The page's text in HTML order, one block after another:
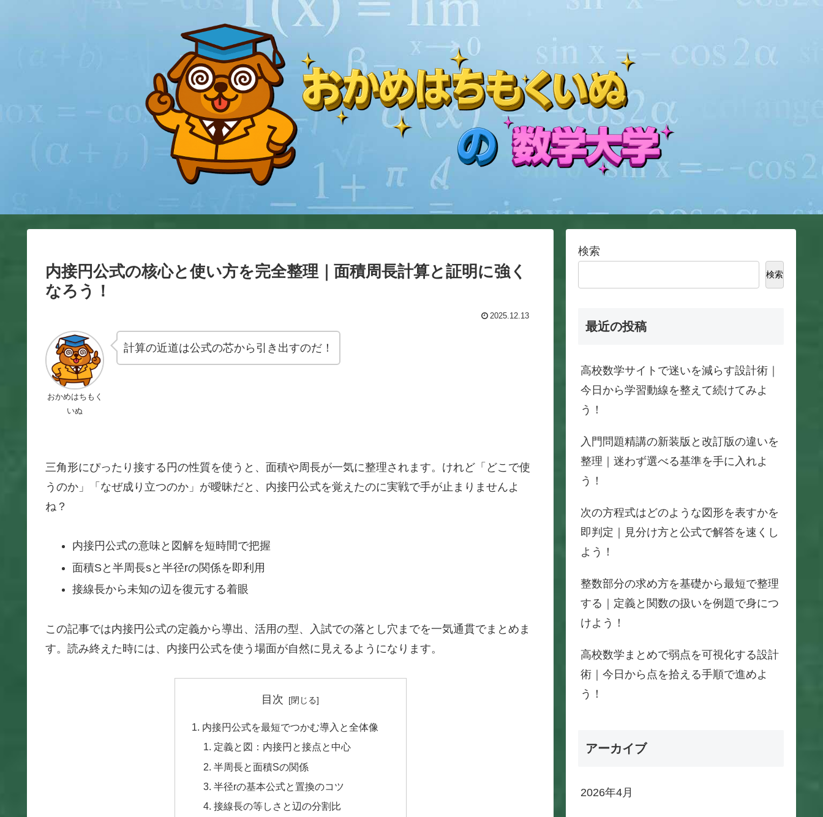
内接円公式の核心と使い方を完全整理｜面積周長計算と証明に強く
なろう！
2025.12.13
おかめはちもく
いぬ
計算の近道は公式の芯から引き出すのだ！
三角形にぴったり接する円の性質を使うと、面積や周長が一気に整理されます。けれど「どこで使
うのか」「なぜ成り立つのか」が曖昧だと、内接円公式を覚えたのに実戦で手が止まりませんよ
ね？
内接円公式の意味と図解を短時間で把握
面積Sと半周長sと半径rの関係を即利用
接線長から未知の辺を復元する着眼
この記事では内接円公式の定義から導出、活用の型、入試での落とし穴までを一気通貫でまとめま
す。読み終えた時には、内接円公式を使う場面が自然に見えるようになります。
目次
内接円公式を最短でつかむ導入と全体像
定義と図：内接円と接点と中心
半周長と面積Sの関係
半径rの基本公式と置換のコツ
接線長の等しさと辺の分割比
検索
検索
最近の投稿
高校数学サイトで迷いを減らす設計術｜
今日から学習動線を整えて続けてみよ
う！
入門問題精講の新装版と改訂版の違いを
整理｜迷わず選べる基準を手に入れよ
う！
次の方程式はどのような図形を表すかを
即判定｜見分け方と公式で解答を速くし
よう！
整数部分の求め方を基礎から最短で整理
する｜定義と関数の扱いを例題で身につ
けよう！
高校数学まとめで弱点を可視化する設計
術｜今日から点を拾える手順で進めよ
う！
アーカイブ
2026年4月